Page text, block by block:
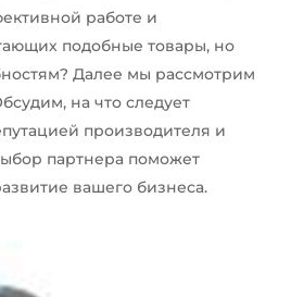
работе и
подобные товары, но
Далее мы рассмотрим
на что следует
производителя и
партнера поможет
вашего бизнеса.